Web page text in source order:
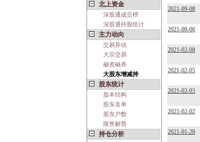
北上资金
深股通成交榜
深股通持股统计
主力动向
交易异动
大宗交易
融资融券
大股东增减持
股东统计
股本结构
股东名单
股东户数
限售解禁
持仓分析
2021-09-08
2021-08-06
2021-02-08
2021-02-05
2021-02-03
2021-02-02
2021-01-28